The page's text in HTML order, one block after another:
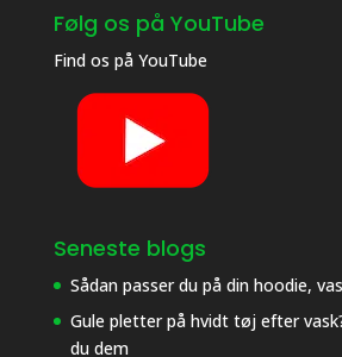
Følg os på YouTube
Find os på YouTube
Seneste blogs
Sådan passer du på din hoodie,
Gule pletter på hvidt tøj efter
du dem